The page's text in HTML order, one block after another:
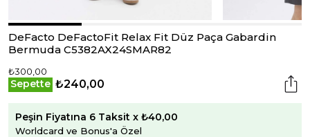
DeFacto DeFactoFit Relax Fit Düz Paça Gabardin
Bermuda C5382AX24SMAR82
₺300,00
Sepette ₺240,00
Peşin Fiyatına 6 Taksit x ₺40,00
Worldcard ve Bonus'a Özel